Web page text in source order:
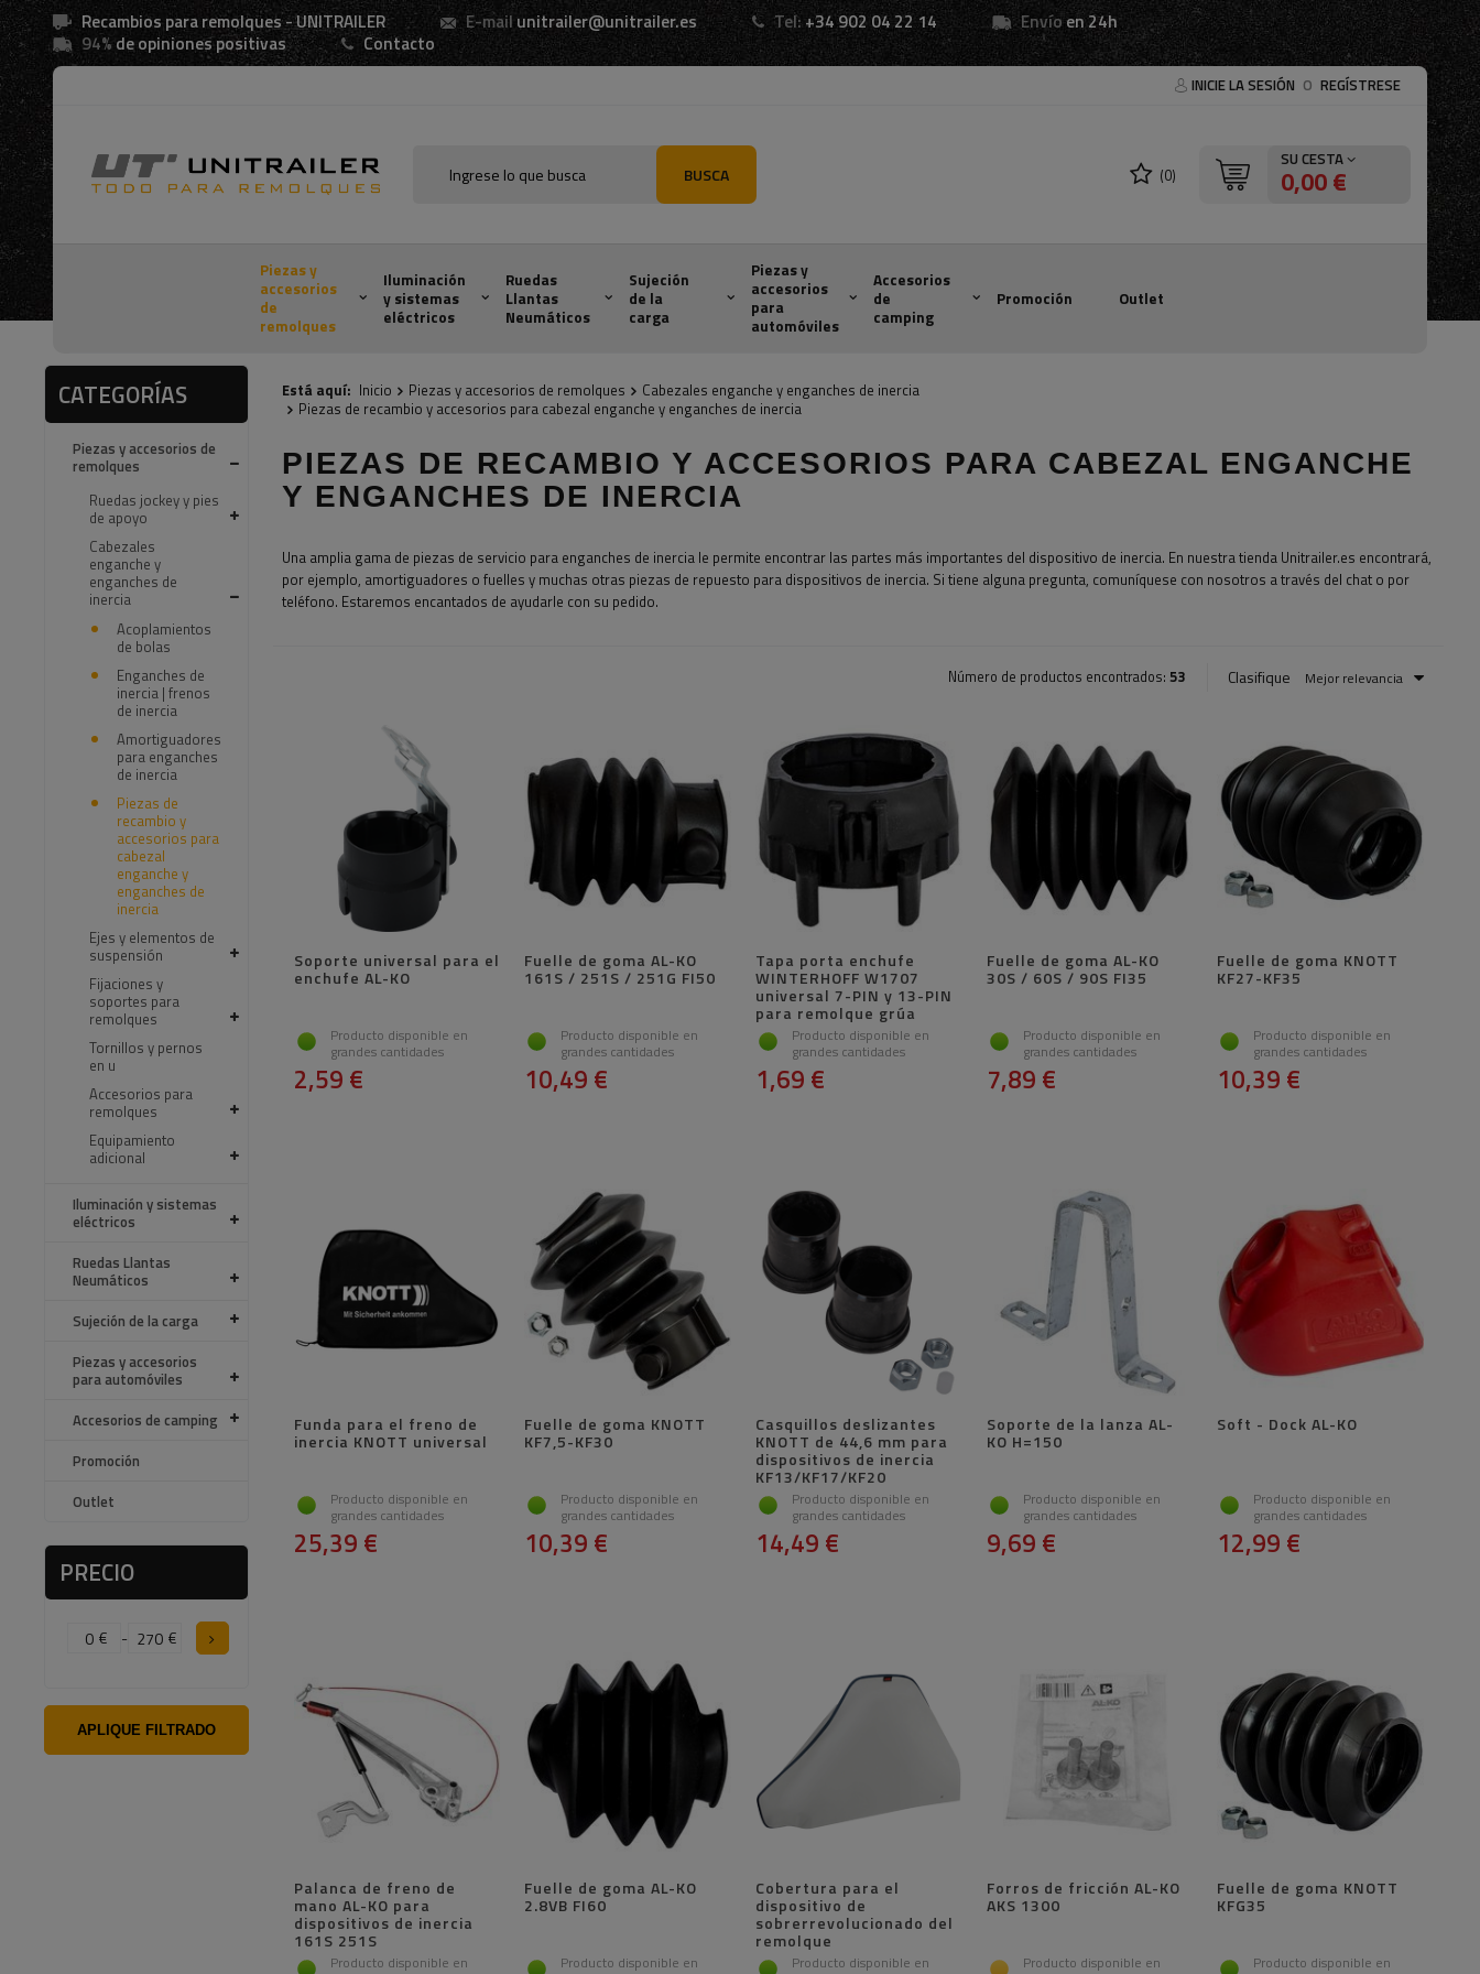
Recambios para remolques - UNITRAILER E-mail unitrailer@unitrailer.es Tel: +34 902 04 22 14 Envíoen 24h
94% de opiniones positivas Contacto
INICIE LA SESIÓN O REGÍSTRESE
BUSCA (0)
SU CESTA
0,00 €
Piezas y
accesorios
de
remolques
Iluminación
y sistemas
eléctricos
Ruedas
Llantas
Neumáticos
Sujeción
de la
carga
Piezas y
accesorios
para
automóviles
Accesorios
de
camping
Promoción Outlet
CATEGORÍAS
Piezas y accesorios de
remolques
Ruedas jockey y pies
de apoyo
Cabezales
enganche y
enganches de
inercia
Acoplamientos
de bolas
Enganches de
inercia | frenos
de inercia
Amortiguadores
para enganches
de inercia
Piezas de
recambio y
accesorios para
cabezal
enganche y
enganches de
inercia
Ejes y elementos de
suspensión
Fijaciones y
soportes para
remolques
Tornillos y pernos
en u
Accesorios para
remolques
Equipamiento
adicional
Iluminación y sistemas
eléctricos
Ruedas Llantas
Neumáticos
Sujeción de la carga
Piezas y accesorios
para automóviles
Accesorios de camping
Promoción
Outlet
PRECIO
€ - €
APLIQUE FILTRADO
Está aquí: Inicio Piezas y accesorios de remolques
Cabezales enganche y enganches de inercia
Piezas de recambio y accesorios para cabezal enganche y enganches de inercia
PIEZAS DE RECAMBIO Y ACCESORIOS PARA CABEZAL ENGANCHE
Y ENGANCHES DE INERCIA
Una amplia gama de piezas de servicio para enganches de inercia le permite encontrar las partes más importantes del dispositivo de inercia. En nuestra tienda Unitrailer.es encontrará,
por ejemplo, amortiguadores o fuelles y muchas otras piezas de repuesto para dispositivos de inercia. Si tiene alguna pregunta, comuníquese con nosotros a través del chat o por
teléfono. Estaremos encantados de ayudarle con su pedido.
Número de productos encontrados: 53 Clasifique Mejor relevancia
Soporte universal para el
enchufe AL-KO
Producto disponible en
grandes cantidades
2,59 €
Fuelle de goma AL-KO
161S / 251S / 251G FI50
Producto disponible en
grandes cantidades
10,49 €
Tapa porta enchufe
WINTERHOFF W1707
universal 7-PIN y 13-PIN
para remolque grúa
Producto disponible en
grandes cantidades
1,69 €
Fuelle de goma AL-KO
30S / 60S / 90S FI35
Producto disponible en
grandes cantidades
7,89 €
Fuelle de goma KNOTT
KF27-KF35
Producto disponible en
grandes cantidades
10,39 €
Funda para el freno de
inercia KNOTT universal
Producto disponible en
grandes cantidades
25,39 €
Fuelle de goma KNOTT
KF7,5-KF30
Producto disponible en
grandes cantidades
10,39 €
Casquillos deslizantes
KNOTT de 44,6 mm para
dispositivos de inercia
KF13/KF17/KF20
Producto disponible en
grandes cantidades
14,49 €
Soporte de la lanza AL-
KO H=150
Producto disponible en
grandes cantidades
9,69 €
Soft - Dock AL-KO
Producto disponible en
grandes cantidades
12,99 €
Palanca de freno de
mano AL-KO para
dispositivos de inercia
161S 251S
Producto disponible en
Fuelle de goma AL-KO
2.8VB FI60
Producto disponible en
Cobertura para el
dispositivo de
sobrerrevolucionado del
remolque
Producto disponible en
Forros de fricción AL-KO
AKS 1300
Producto disponible en
Fuelle de goma KNOTT
KFG35
Producto disponible en